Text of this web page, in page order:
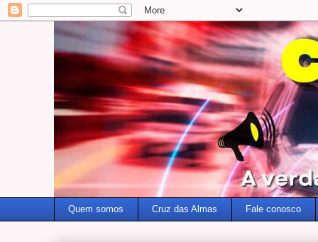
Quem somos Cruz das Almas Fale conosco